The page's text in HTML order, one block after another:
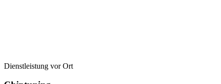
Dienstleistung vor Ort